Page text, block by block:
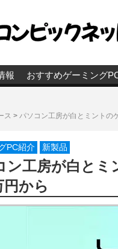
報 おすすめゲーミング
ス > パソコン工房が白とミントの
PC紹介 新製品
ン工房が白とミ
円から